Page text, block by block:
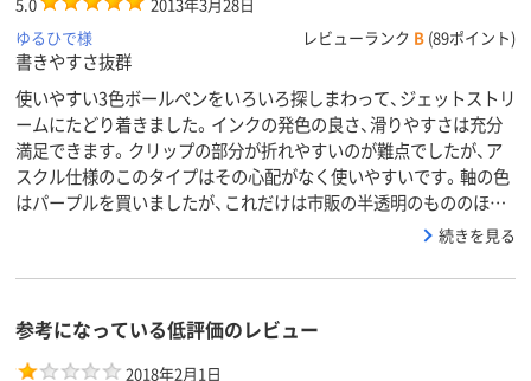
商品環境
スコア
85
ゆるひで様
レビューランク B (89ポイント)
書きやすさ抜群
使いやすい3色ボールペンをいろいろ探しまわって、ジェットストリ
ームにたどり着きました。インクの発色の良さ、滑りやすさは充分
満足できます。クリップの部分が折れやすいのが難点でしたが、ア
スクル仕様のこのタイプはその心配がなく使いやすいです。軸の色
はパープルを買いましたが、これだけは市販の半透明のもののほ…
続きを見る
参考になっている低評価のレビュー
2018年2月1日